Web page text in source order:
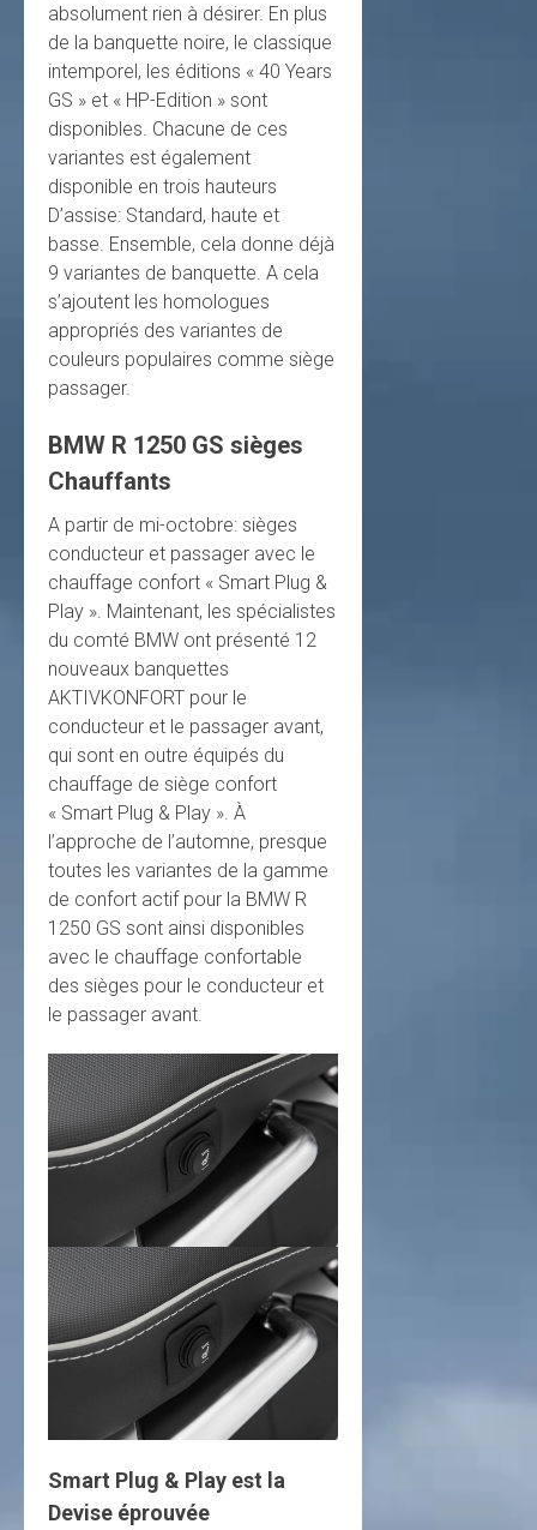
absolument rien à désirer. En plus
de la banquette noire, le classique
intemporel, les éditions « 40 Years
GS » et « HP-Edition » sont
disponibles. Chacune de ces
variantes est également
disponible en trois hauteurs
D’assise: Standard, haute et
basse. Ensemble, cela donne déjà
9 variantes de banquette. A cela
s’ajoutent les homologues
appropriés des variantes de
couleurs populaires comme siège
passager.
BMW R 1250 GS sièges
Chauffants
A partir de mi-octobre: sièges
conducteur et passager avec le
chauffage confort « Smart Plug &
Play ». Maintenant, les spécialistes
du comté BMW ont présenté 12
nouveaux banquettes
AKTIVKONFORT pour le
conducteur et le passager avant,
qui sont en outre équipés du
chauffage de siège confort
« Smart Plug & Play ». À
l’approche de l’automne, presque
toutes les variantes de la gamme
de confort actif pour la BMW R
1250 GS sont ainsi disponibles
avec le chauffage confortable
des sièges pour le conducteur et
le passager avant.
Smart Plug & Play est la
Devise éprouvée